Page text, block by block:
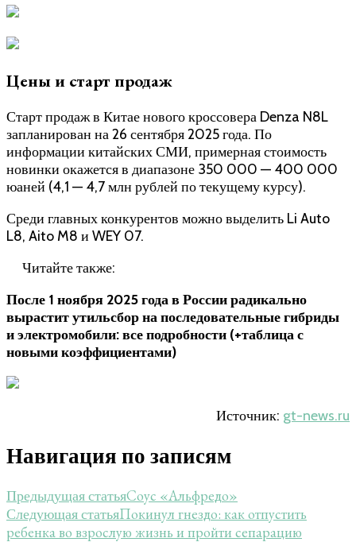
Цены и старт продаж
Старт продаж в Китае нового кроссовера Denza N8L
запланирован на 26 сентября 2025 года. По
информации китайских СМИ, примерная стоимость
новинки окажется в диапазоне 350 000 — 400 000
юаней (4,1 — 4,7 млн рублей по текущему курсу).
Среди главных конкурентов можно выделить Li Auto
L8, Aito M8 и WEY 07.
Читайте также:
После 1 ноября 2025 года в России радикально
вырастит утильсбор на последовательные гибриды
и электромобили: все подробности (+таблица с
новыми коэффициентами)
Источник: gt-news.ru
Навигация по записям
Предыдущая статьяСоус «Альфредо»
Следующая статьяПокинул гнездо: как отпустить
ребенка во взрослую жизнь и пройти сепарацию